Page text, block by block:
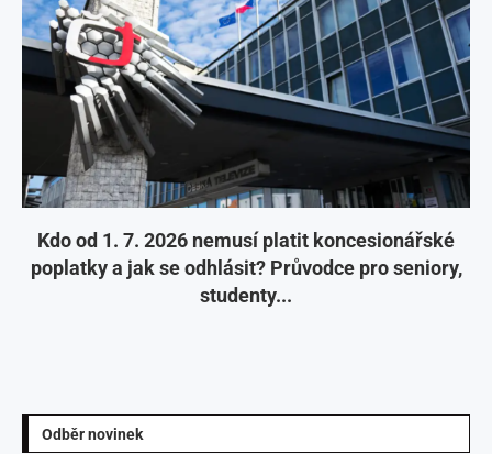
Kdo od 1. 7. 2026 nemusí platit koncesionářské
poplatky a jak se odhlásit? Průvodce pro seniory,
studenty...
Odběr novinek